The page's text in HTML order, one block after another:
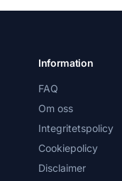
Information
FAQ
Om oss
Integritetspolicy
Cookiepolicy
Disclaimer